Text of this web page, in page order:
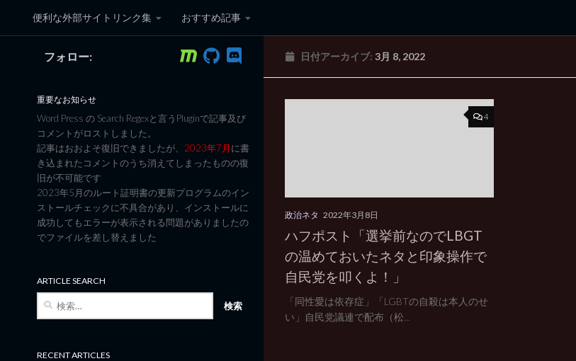
コンテンツへスキップ
便利な外部サイトリンク集 おすすめ記事
黒翼猫のコンピュータ日記 3rd Edition
日付アーカイブ:3月 8, 2022
4
政治ネタ 2022年3月8日
ハフポスト「選挙前なのでLBGT
の温めておいたネタと印象操作で
自民党を叩くよ！」
「同性愛は依存症」「LGBTの自殺は本人のせ
い」自民党議連で配布（松...
フォロー:
重要なお知らせ
Word Press の Search Regexと言うPluginで記事及び
コメントがロストしました。
記事はおおよそ復旧できましたが、 2023年7月に書
き込まれたコメントのうち消えてしまったものの復
旧が不可能です
2023年5月のルート証明書の更新プログラムのイン
ストールチェックに不具合があり、インストールに
成功してもエラーが表示される問題がありましたの
でファイルを差し替えました
ARTICLE SEARCH
RECENT ARTICLES